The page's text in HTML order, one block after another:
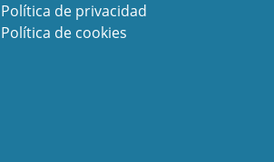
Política de privacidad
Política de cookies